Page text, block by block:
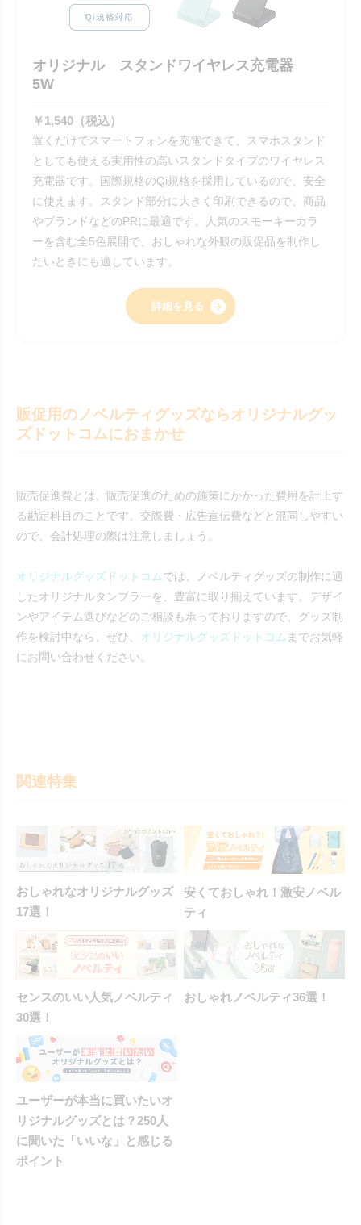
オリジナル スタンドワイヤレス充電器
5W
￥1,540（税込）
置くだけでスマートフォンを充電できて、スマホスタンド
としても使える実用性の高いスタンドタイプのワイヤレス
充電器です。国際規格のQi規格を採用しているので、安全
に使えます。スタンド部分に大きく印刷できるので、商品
やブランドなどのPRに最適です。人気のスモーキーカラ
ーを含む全5色展開で、おしゃれな外観の販促品を制作し
たいときにも適しています。
詳細を見る
販促用のノベルティグッズならオリジナルグッ
ズドットコムにおまかせ
販売促進費とは、販売促進のための施策にかかった費用を計上す
る勘定科目のことです。交際費・広告宣伝費などと混同しやすい
ので、会計処理の際は注意しましょう。
オリジナルグッズドットコムでは、ノベルティグッズの制作に適
したオリジナルタンブラーを、豊富に取り揃えています。デザイ
ンやアイテム選びなどのご相談も承っておりますので、グッズ制
作を検討中なら、ぜひ、 オリジナルグッズドットコム までお気軽
にお問い合わせください。
関連特集
おしゃれなオリジナルグッズ
17選！
安くておしゃれ！激安ノベル
ティ
センスのいい人気ノベルティ
30選！
おしゃれノベルティ36選！
ユーザーが本当に買いたいオ
リジナルグッズとは？250人
に聞いた「いいな」と感じる
ポイント